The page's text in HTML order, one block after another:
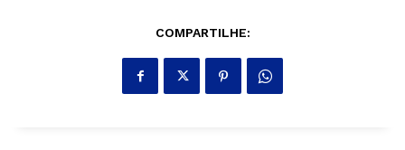
COMPARTILHE: